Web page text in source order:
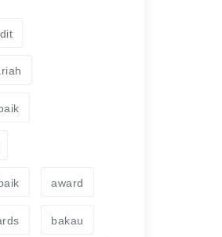
award
bakau